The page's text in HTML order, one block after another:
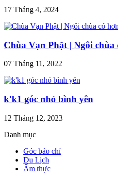
17 Tháng 4, 2024
Chùa Vạn Phật | Ngôi
07 Tháng 11, 2022
k'k1 góc nhỏ bình yên
12 Tháng 12, 2023
Danh mục
Góc báo chí
Du Lịch
Ẩm thực